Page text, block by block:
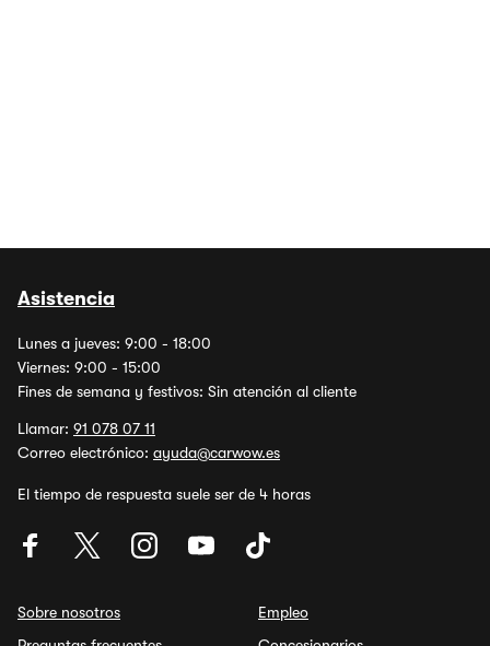
Asistencia
Lunes a jueves: 9:00 - 18:00
Viernes: 9:00 - 15:00
Fines de semana y festivos: Sin atención al cliente
Llamar: 91 078 07 11
Correo electrónico: ayuda@carwow.es
El tiempo de respuesta suele ser de 4 horas
Sobre nosotros
Empleo